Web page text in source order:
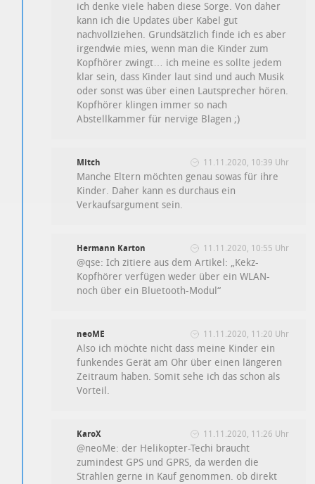
ich denke viele haben diese Sorge. Von daher
kann ich die Updates über Kabel gut
nachvollziehen. Grundsätzlich finde ich es aber
irgendwie mies, wenn man die Kinder zum
Kopfhörer zwingt… ich meine es sollte jedem
klar sein, dass Kinder laut sind und auch Musik
oder sonst was über einen Lautsprecher hören.
Kopfhörer klingen immer so nach
Abstellkammer für nervige Blagen ;)
Mitch 11.11.2020, 10:39 Uhr
Manche Eltern möchten genau sowas für ihre
Kinder. Daher kann es durchaus ein
Verkaufsargument sein.
Hermann Karton 11.11.2020, 10:55 Uhr
@qse: Ich zitiere aus dem Artikel: „Kekz-
Kopfhörer verfügen weder über ein WLAN-
noch über ein Bluetooth-Modul“
neoME 11.11.2020, 11:20 Uhr
Also ich möchte nicht dass meine Kinder ein
funkendes Gerät am Ohr über einen längeren
Zeitraum haben. Somit sehe ich das schon als
Vorteil.
KaroX 11.11.2020, 11:26 Uhr
@neoMe: der Helikopter-Techi braucht
zumindest GPS und GPRS, da werden die
Strahlen gerne in Kauf genommen. ob direkt